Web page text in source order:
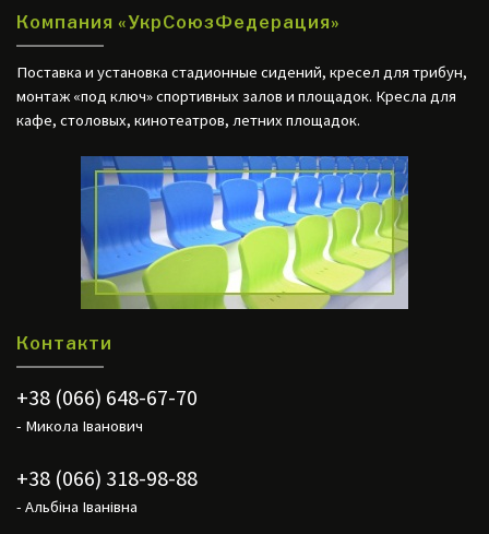
Компания «УкрСоюзФедерация»
Поставка и установка стадионные сидений, кресел для трибун,
монтаж «под ключ» спортивных залов и площадок. Кресла для
кафе, столовых, кинотеатров, летних площадок.
Контакти
+38 (066) 648-67-70
- Микола Іванович
+38 (066) 318-98-88
- Альбіна Іванівна